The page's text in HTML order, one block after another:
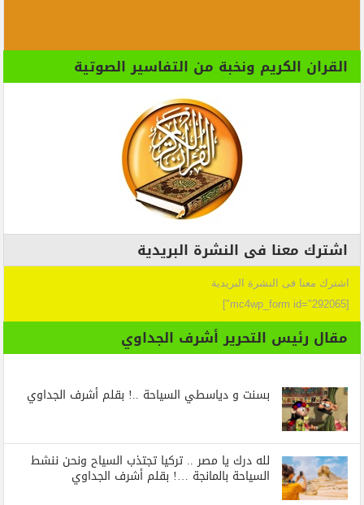
القران الكريم ونخبة من التفاسير الصوتية
اشترك معنا فى النشرة البريدية
اشترك معنا فى النشرة البريدية
[mc4wp_form id="292065"]
مقال رئيس التحرير أشرف الجداوي
بسنت و دياسطي السياحة ..! بقلم أشرف الجداوي
لله درك يا مصر .. تركيا تجتذب السياح ونحن ننشط
السياحة بالمانجة …! بقلم أشرف الجداوي